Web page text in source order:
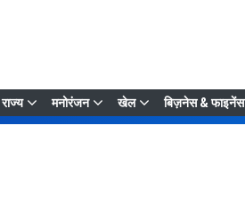
राज्य मनोरंजन खेल बिज़नेस & फाइनेंस